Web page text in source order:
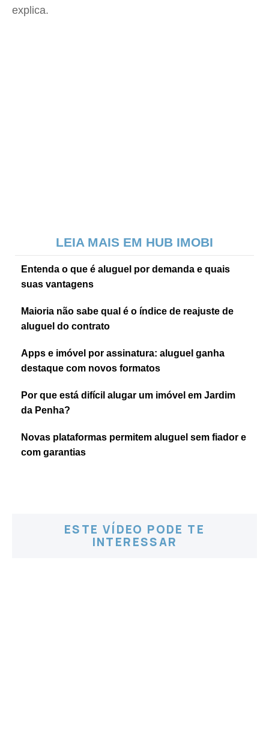
explica.
LEIA MAIS EM HUB IMOBI
Entenda o que é aluguel por demanda e quais
suas vantagens
Maioria não sabe qual é o índice de reajuste de
aluguel do contrato
Apps e imóvel por assinatura: aluguel ganha
destaque com novos formatos
Por que está difícil alugar um imóvel em Jardim
da Penha?
Novas plataformas permitem aluguel sem fiador e
com garantias
ESTE VÍDEO PODE TE
INTERESSAR